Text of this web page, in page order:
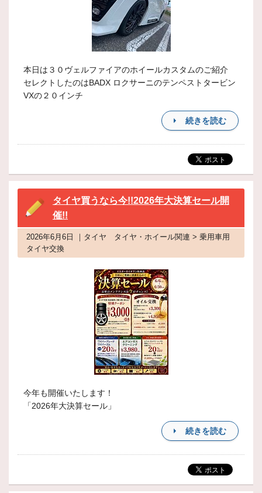
本日は３０ヴェルファイアのホイールカスタムのご紹介
セレクトしたのはBADX ロクサーニのテンペストタービン
VXの２０インチ
続きを読む
タイヤ買うなら今!!2026年大決算セール開
催!!
2026年6月6日 ｜タイヤ タイヤ・ホイール関連 > 乗用車用
タイヤ交換
今年も開催いたします！
「2026年大決算セール」
続きを読む